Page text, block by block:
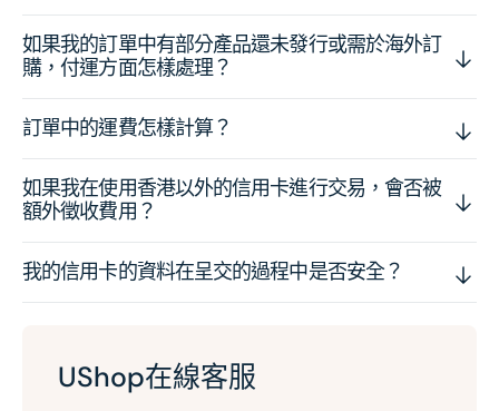
如果我的訂單中有部分產品還未發行或需於海外訂
購，付運方面怎樣處理？
訂單中的運費怎樣計算？
如果我在使用香港以外的信用卡進行交易，會否被
額外徵收費用？
我的信用卡的資料在呈交的過程中是否安全？
UShop在線客服